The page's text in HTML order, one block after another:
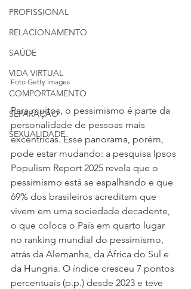
PROFISSIONAL
RELACIONAMENTO
SAÚDE
VIDA VIRTUAL
COMPORTAMENTO
SEPARAÇÃO
SEXUALIDADE
Foto Getty images
Para muitos, o pessimismo é parte da
personalidade de pessoas mais
excêntricas. Esse panorama, porém,
pode estar mudando: a pesquisa Ipsos
Populism Report 2025 revela que o
pessimismo está se espalhando e que
69% dos brasileiros acreditam que
vivem em uma sociedade decadente,
o que coloca o País em quarto lugar
no ranking mundial do pessimismo,
atrás da Alemanha, da África do Sul e
da Hungria. O índice cresceu 7 pontos
percentuais (p.p.) desde 2023 e teve